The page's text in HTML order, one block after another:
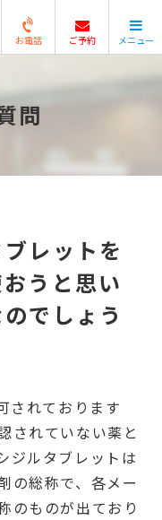
お電話 ご予約 メニュー
閉じる
問
レットを
うと思い
でしょう
されております
されていない薬と
ジルタブレットは
の総称で、各メー
のものが出ており